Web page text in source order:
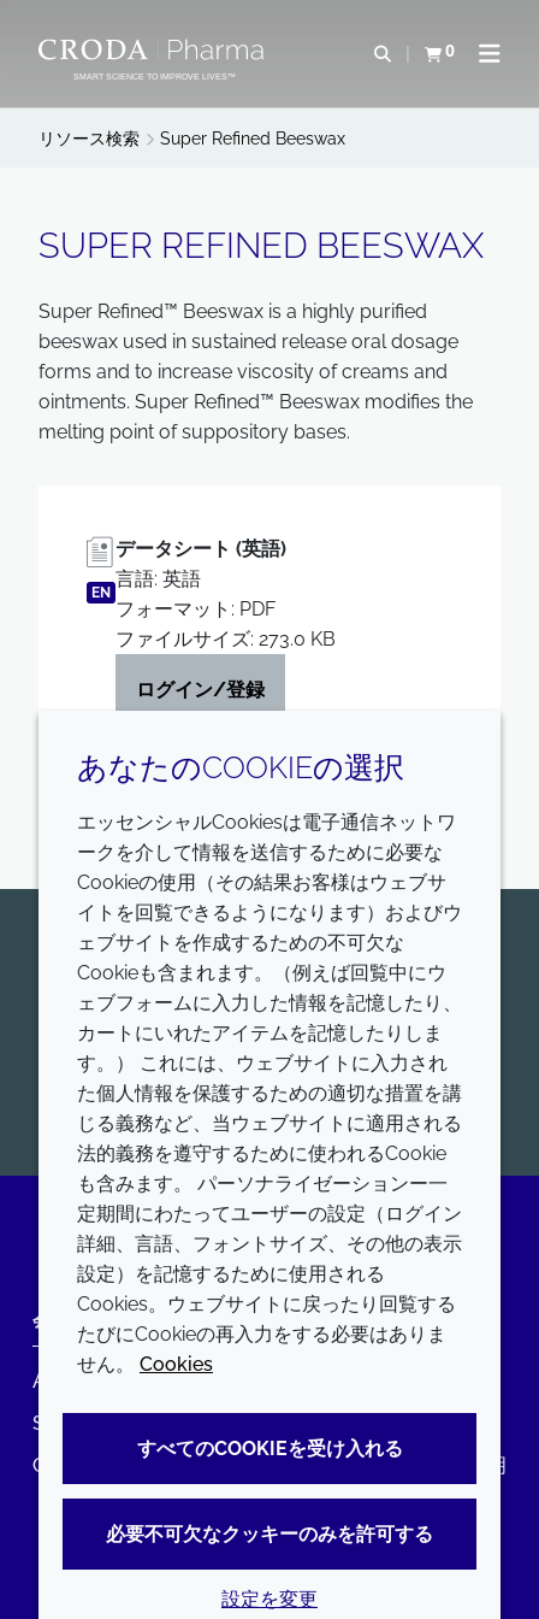
ン
ー
SMART SCIENCE TO IMPROVE LIVES™
検索を開く
0
カートを確認す
ナビ
リソース検索 Super Refined Beeswax
SUPER REFINED BEESWAX
Super Refined™ Beeswax is a highly purified
beeswax used in sustained release oral dosage
forms and to increase viscosity of creams and
ointments. Super Refined™ Beeswax modifies the
melting point of suppository bases.
EN
データシート (英語)
言語: 英語
フォーマット: PDF
ファイルサイズ: 273.0 KB
ログイン/登録
今すぐ専門家にお問い合わせくだ
さい
Croda Pharamaが世界的にリードする、ヒトおよび
動物用医薬品添加剤、ワクチンアジュバント、高機能
脂質について、お問合せをお待ちしております。
開始
LinkedIn
会社
Annual Report
Sustainability Report
Croda.com
LEGAL
アクセシビリティに関する声明
あなたのCOOKIEの選択
エッセンシャルCookiesは電子通信ネットワ
ークを介して情報を送信するために必要な
Cookieの使用（その結果お客様はウェブサ
イトを回覧できるようになります）およびウ
ェブサイトを作成するための不可欠な
Cookieも含まれます。（例えば回覧中にウ
ェブフォームに入力した情報を記憶したり、
カートにいれたアイテムを記憶したりしま
す。） これには、ウェブサイトに入力され
た個人情報を保護するための適切な措置を講
じる義務など、当ウェブサイトに適用される
法的義務を遵守するために使われるCookie
も含みます。 パーソナライゼーションー一
定期間にわたってユーザーの設定（ログイン
詳細、言語、フォントサイズ、その他の表示
設定）を記憶するために使用される
Cookies。ウェブサイトに戻ったり回覧する
たびにCookieの再入力をする必要はありま
せん。 Cookies
すべてのCOOKIEを受け入れる
必要不可欠なクッキーのみを許可する
設定を変更